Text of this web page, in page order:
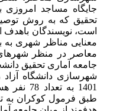
جایگاه مساجد
تحقیق که به روش
است، نویسندگان
معنایی مناظر شهری به
معاصر در منظر
جامعه آماری تحقیق
1401 به